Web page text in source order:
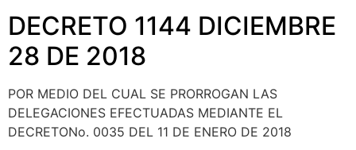
DECRETO 1144 DICIEMBRE
28 DE 2018
POR MEDIO DEL CUAL SE PRORROGAN LAS
DELEGACIONES EFECTUADAS MEDIANTE EL
DECRETONo. 0035 DEL 11 DE ENERO DE 2018